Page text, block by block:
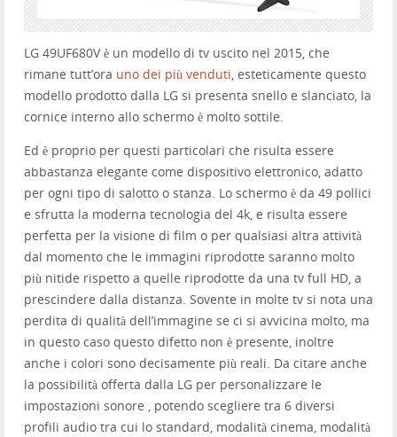
LG 49UF680V è un modello di tv uscito nel 2015, che
rimane tutt’ora uno dei più venduti , esteticamente questo
modello prodotto dalla LG si presenta snello e slanciato, la
cornice interno allo schermo è molto sottile.
Ed è proprio per questi particolari che risulta essere
abbastanza elegante come dispositivo elettronico, adatto
per ogni tipo di salotto o stanza. Lo schermo è da 49 pollici
e sfrutta la moderna tecnologia del 4k, e risulta essere
perfetta per la visione di film o per qualsiasi altra attività
dal momento che le immagini riprodotte saranno molto
più nitide rispetto a quelle riprodotte da una tv full HD, a
prescindere dalla distanza. Sovente in molte tv si nota una
perdita di qualità dell’immagine se ci si avvicina molto, ma
in questo caso questo difetto non è presente, inoltre
anche i colori sono decisamente più reali. Da citare anche
la possibilità offerta dalla LG per personalizzare le
impostazioni sonore , potendo scegliere tra 6 diversi
profili audio tra cui lo standard, modalità cinema, modalità